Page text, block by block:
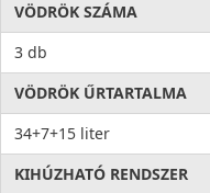
VÖDRÖK SZÁMA
3 db
VÖDRÖK ŰRTARTALMA
34+7+15 liter
KIHÚZHATÓ RENDSZER